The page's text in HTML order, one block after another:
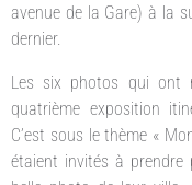
avenue de la Gare) à la
dernier.
Les six photos qui ont
quatrième exposition
C’est sous le thème «
étaient invités à prendre